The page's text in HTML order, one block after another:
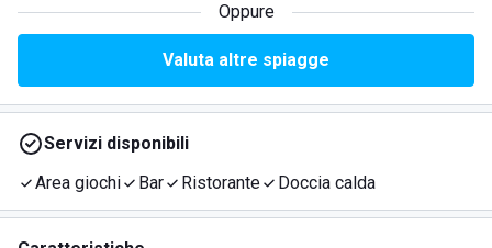
Oppure
Valuta altre spiagge
Servizi disponibili
Area giochi
Bar Ristorante Doccia calda